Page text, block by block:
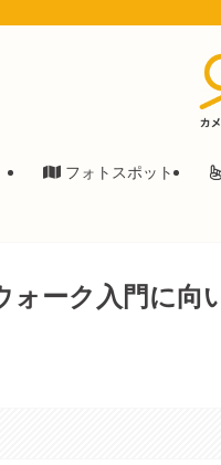
フォトスポット
ォーク入門に